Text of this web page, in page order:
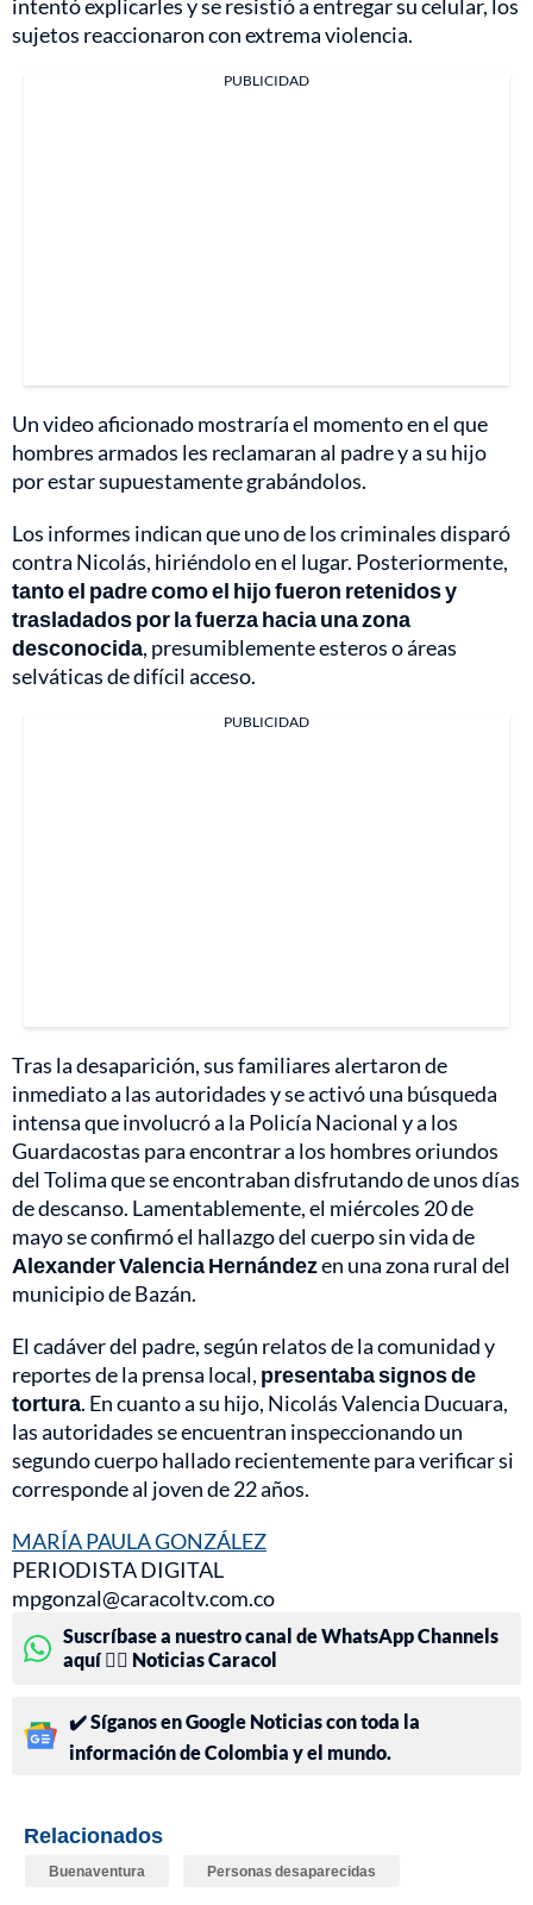
intentó explicarles y se resistió a entregar su celular, los
sujetos reaccionaron con extrema violencia.
PUBLICIDAD
Un video aficionado mostraría el momento en el que
hombres armados les reclamaran al padre y a su hijo
por estar supuestamente grabándolos.
Los informes indican que uno de los criminales disparó
contra Nicolás, hiriéndolo en el lugar. Posteriormente,
tanto el padre como el hijo fueron retenidos y
trasladados por la fuerza hacia una zona
desconocida, presumiblemente esteros o áreas
selváticas de difícil acceso.
PUBLICIDAD
Tras la desaparición, sus familiares alertaron de
inmediato a las autoridades y se activó una búsqueda
intensa que involucró a la Policía Nacional y a los
Guardacostas para encontrar a los hombres oriundos
del Tolima que se encontraban disfrutando de unos días
de descanso. Lamentablemente, el miércoles 20 de
mayo se confirmó el hallazgo del cuerpo sin vida de
Alexander Valencia Hernándezen una zona rural del
municipio de Bazán.
El cadáver del padre, según relatos de la comunidad y
reportes de la prensa local, presentaba signos de
tortura. En cuanto a su hijo, Nicolás Valencia Ducuara,
las autoridades se encuentran inspeccionando un
segundo cuerpo hallado recientemente para verificar si
corresponde al joven de 22 años.
MARÍA PAULA GONZÁLEZ
PERIODISTA DIGITAL
mpgonzal@caracoltv.com.co
Suscríbase a nuestro canal de WhatsApp Channels
aquí 👉🏻 Noticias Caracol
✔️ Síganos en Google Noticias con toda la
información de Colombia y el mundo.
Relacionados
Buenaventura Personas desaparecidas